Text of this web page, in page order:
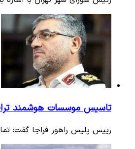
تاسیس موسسات هوشمند
رییس پلیس راهور فراجا گفت: